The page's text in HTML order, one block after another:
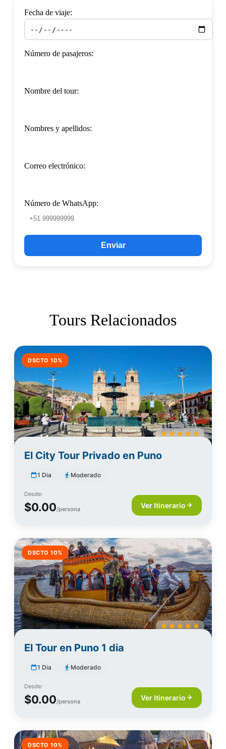
Fecha de viaje:
Número de pasajeros:
Nombre del tour:
Nombres y apellidos:
Correo electrónico:
Número de WhatsApp:
Enviar
Tours Relacionados
DSCTO 10%
El City Tour Privado en Puno
1 Dia Moderado
Desde:
$0.00/persona Ver Itinerario
DSCTO 10%
El Tour en Puno 1 dia
1 Dia Moderado
Desde:
$0.00/persona Ver Itinerario
DSCTO 10%